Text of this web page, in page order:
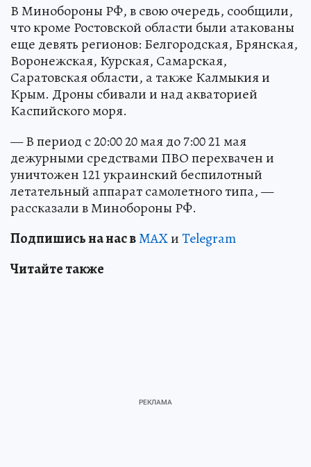
В Минобороны РФ, в свою очередь, сообщили,
что кроме Ростовской области были атакованы
еще девять регионов: Белгородская, Брянская,
Воронежская, Курская, Самарская,
Саратовская области, а также Калмыкия и
Крым. Дроны сбивали и над акваторией
Каспийского моря.
— В период с 20:00 20 мая до 7:00 21 мая
дежурными средствами ПВО перехвачен и
уничтожен 121 украинский беспилотный
летательный аппарат самолетного типа, —
рассказали в Минобороны РФ.
Подпишись на нас вMAXиTelegram
Читайте также